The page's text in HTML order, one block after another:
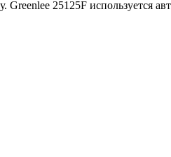
Greenlee 25125F